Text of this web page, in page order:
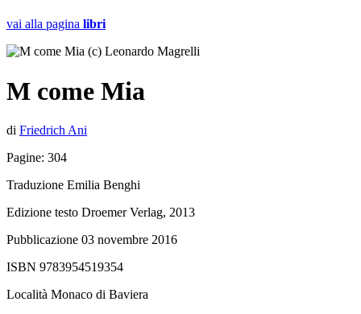
vai alla pagina libri
M come Mia
di Friedrich Ani
Pagine: 304
Traduzione Emilia Benghi
Edizione testo Droemer Verlag, 2013
Pubblicazione 03 novembre 2016
ISBN 9783954519354
Località Monaco di Baviera